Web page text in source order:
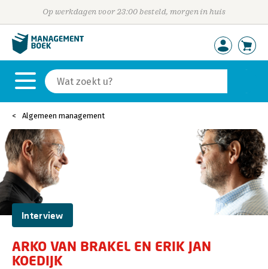
Op werkdagen voor 23:00 besteld, morgen in huis
Algemeen management
Interview
ARKO VAN BRAKEL EN ERIK JAN
KOEDIJK